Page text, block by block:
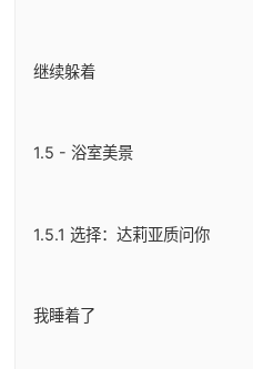
继续躲着
1.5 - 浴室美景
1.5.1 选择：达莉亚质问你
我睡着了